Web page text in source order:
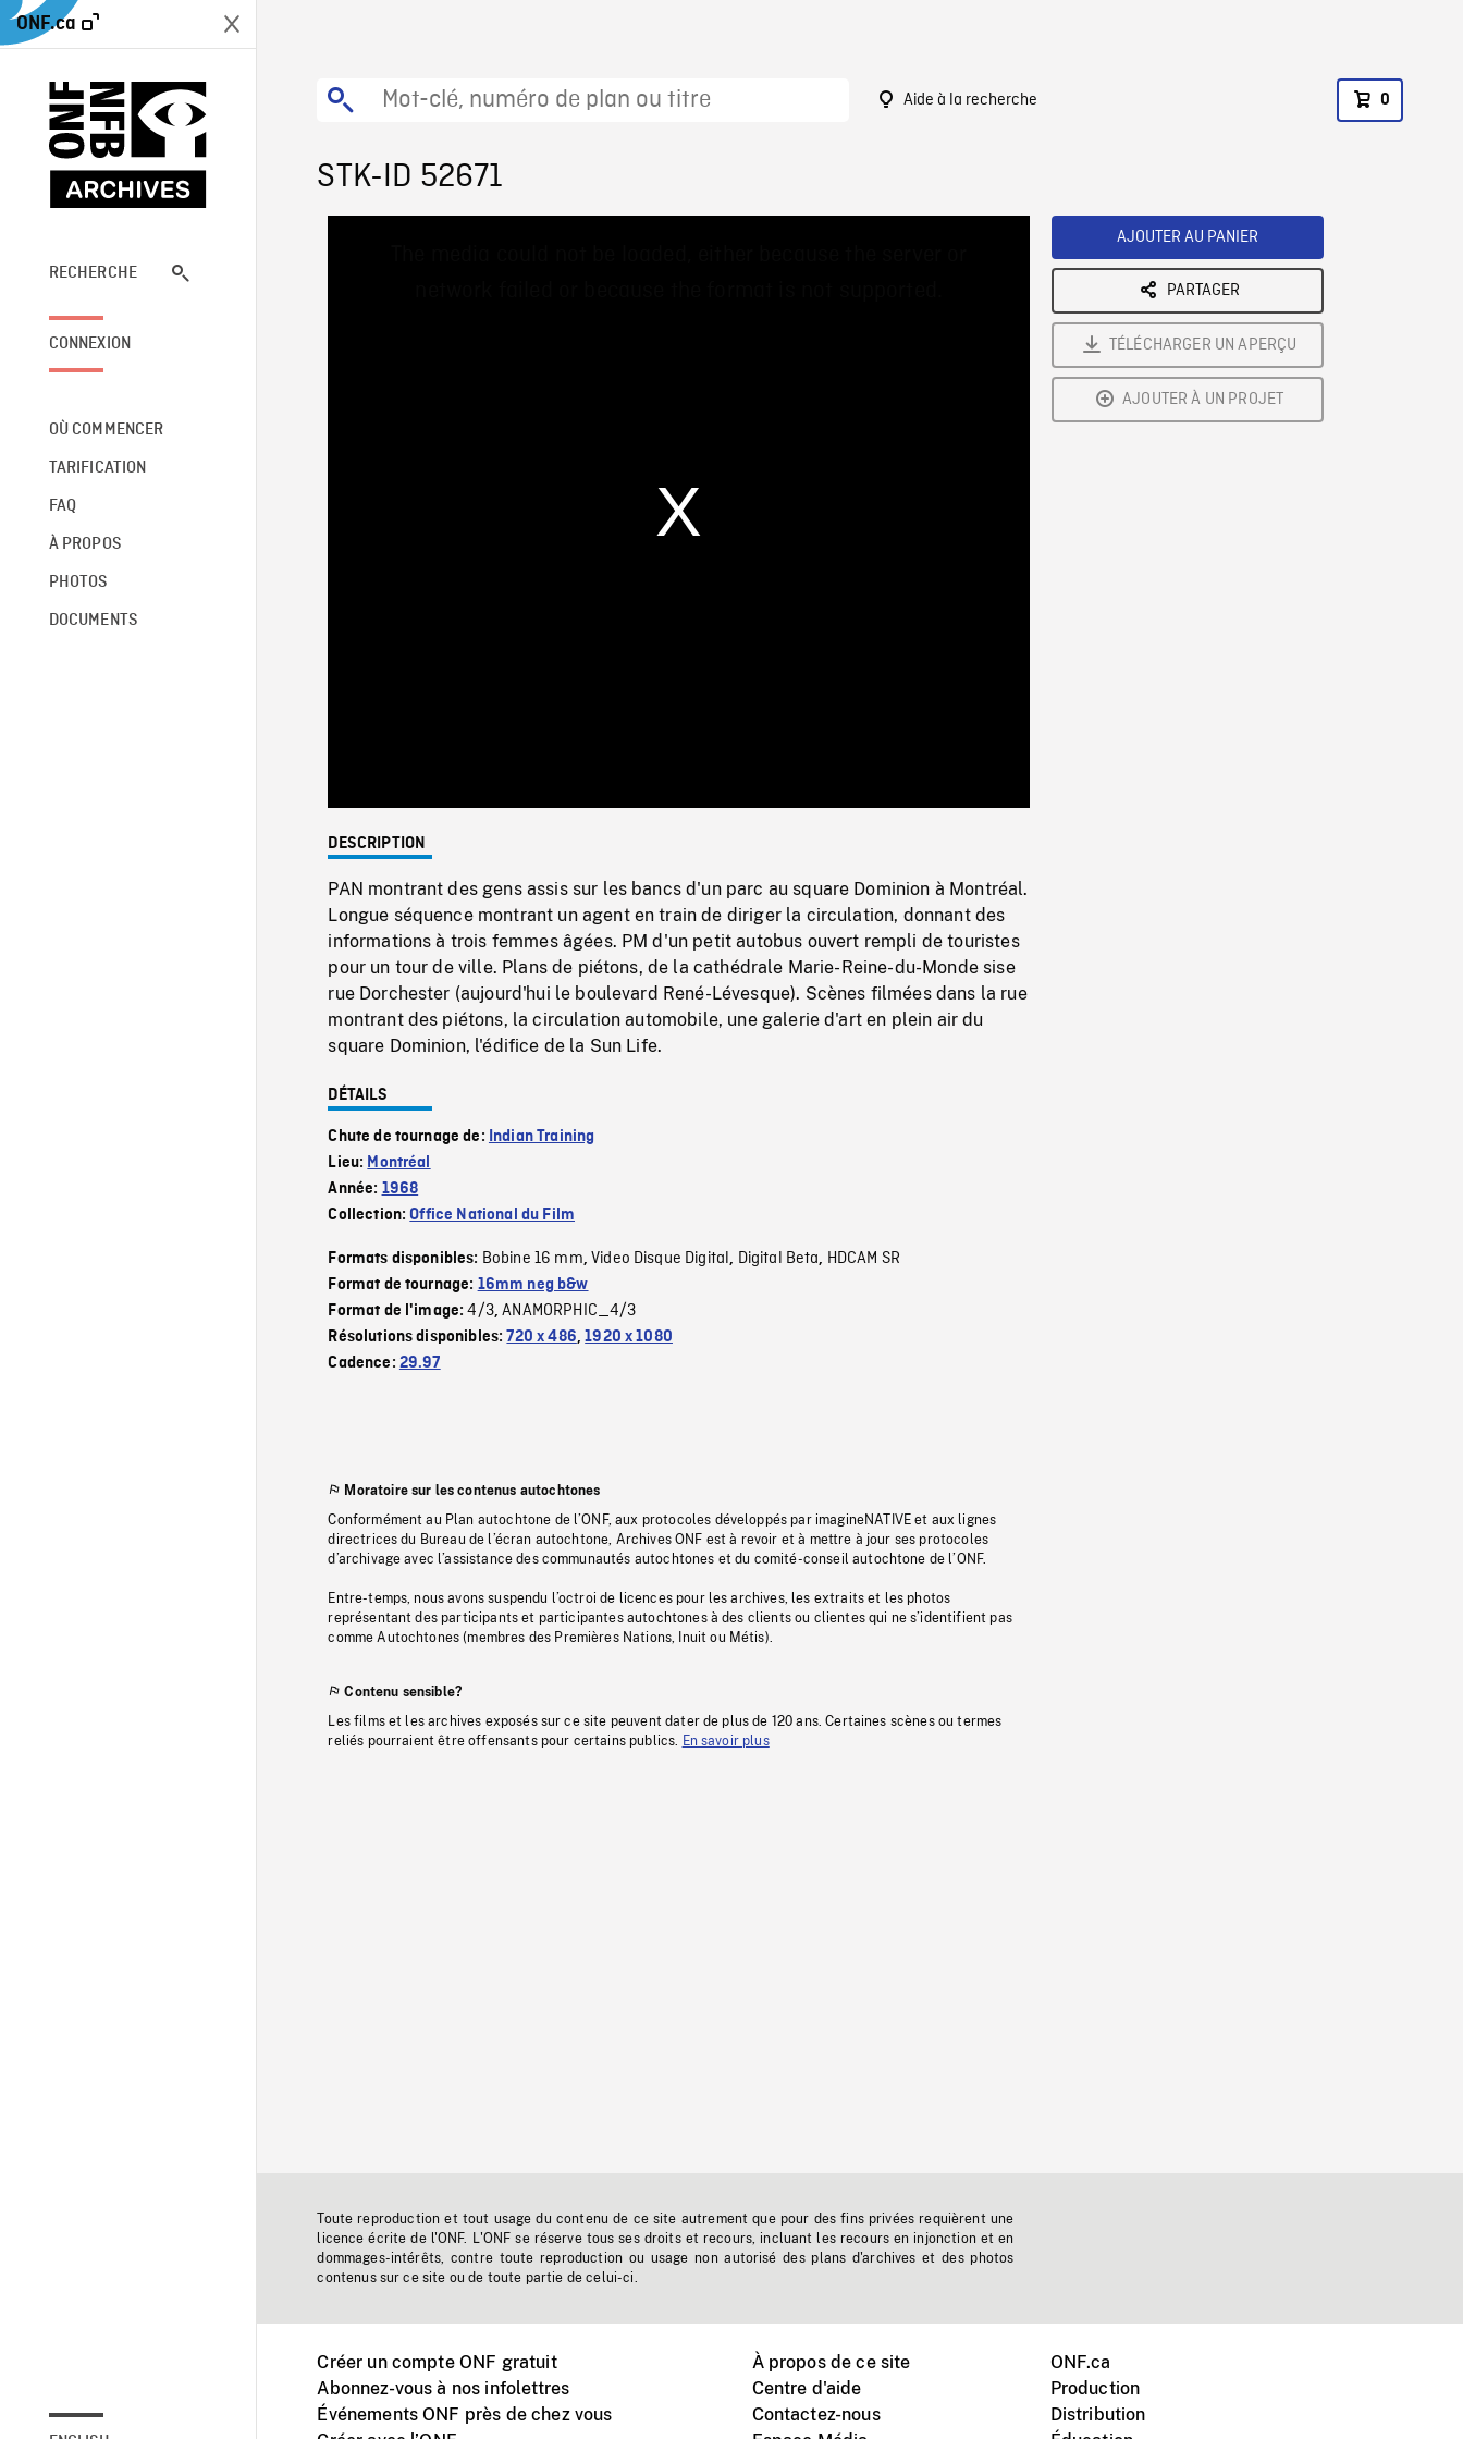
ONF.ca
RECHERCHE
CONNEXION
OÙ COMMENCER
TARIFICATION
FAQ
À PROPOS
PHOTOS
DOCUMENTS
Aide à la recherche 0
STK-ID 52671
0%
Rate
DESCRIPTION
PAN montrant des gens assis sur les bancs d'un parc au square Dominion à Montréal.
Longue séquence montrant un agent en train de diriger la circulation, donnant des
informations à trois femmes âgées. PM d'un petit autobus ouvert rempli de touristes
pour un tour de ville. Plans de piétons, de la cathédrale Marie-Reine-du-Monde sise
rue Dorchester (aujourd'hui le boulevard René-Lévesque). Scènes filmées dans la rue
montrant des piétons, la circulation automobile, une galerie d'art en plein air du
square Dominion, l'édifice de la Sun Life.
DÉTAILS
Chute de tournage de: Indian Training
Lieu: Montréal
Année: 1968
Collection:Office National du Film
Formats disponibles: Bobine 16 mm,Video Disque Digital, Digital Beta, HDCAM SR
Format de tournage: 16mm neg b&w
Format de l'image:4/3,ANAMORPHIC_4/3
Résolutions disponibles:720 x 486,1920 x 1080
Cadence: 29.97
Moratoire sur les contenus autochtones
Conformément au Plan autochtone de l’ONF, aux protocoles développés par imagineNATIVE et aux lignes
directrices du Bureau de l’écran autochtone, Archives ONF est à revoir et à mettre à jour ses protocoles
d’archivage avec l’assistance des communautés autochtones et du comité-conseil autochtone de l’ONF.
Entre-temps, nous avons suspendu l’octroi de licences pour les archives, les extraits et les photos
représentant des participants et participantes autochtones à des clients ou clientes qui ne s’identifient pas
comme Autochtones (membres des Premières Nations, Inuit ou Métis).
Contenu sensible?
Les films et les archives exposés sur ce site peuvent dater de plus de 120 ans. Certaines scènes ou termes
reliés pourraient être offensants pour certains publics.
En savoir plus
AJOUTER AU PANIER
PARTAGER
TÉLÉCHARGER UN APERÇU
AJOUTER À UN PROJET
Toute reproduction et tout usage du contenu de ce site autrement que pour des fins privées requièrent une
licence écrite de l'ONF. L'ONF se réserve tous ses droits et recours, incluant les recours en injonction et en
dommages-intérêts, contre toute reproduction ou usage non autorisé des plans d'archives et des photos
contenus sur ce site ou de toute partie de celui-ci.
Créer un compte ONF gratuit
Abonnez-vous à nos infolettres
Événements ONF près de chez vous
À propos de ce site
Centre d'aide
Contactez-nous
ONF.ca
Production
Distribution